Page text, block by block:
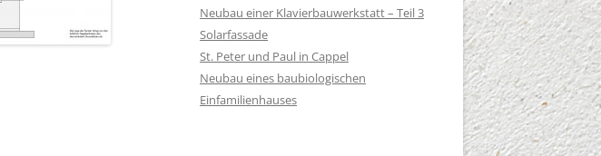
Neubau einer Klavierbauwerkstatt – Teil 3
Solarfassade
St. Peter und Paul in Cappel
Neubau eines baubiologischen
Einfamilienhauses